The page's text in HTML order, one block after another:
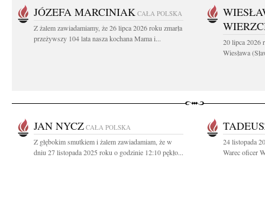
JÓZEFA MARCINIAK CAŁA POLSKA
Z żalem zawiadamiamy, że 26 lipca 2026 roku zmarła
przeżywszy 104 lata nasza kochana Mama i...
20 lipca 2026
Wiesława
JAN NYCZ CAŁA POLSKA
Z głębokim smutkiem i żalem zawiadamiam, że w
dniu 27 listopada 2025 roku o godzinie 12:10 pękło...
24 listopada
Warec oficer